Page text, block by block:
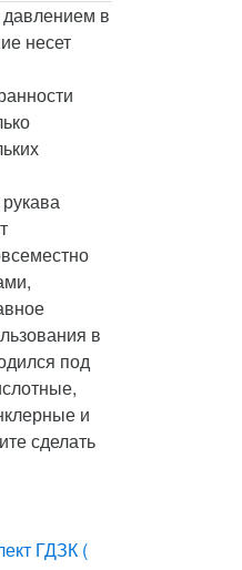
в
несет
в
под
и
сделать